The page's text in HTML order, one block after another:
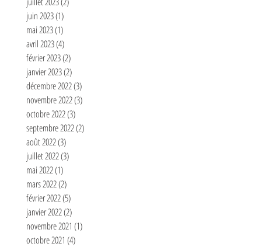
juin 2023(1)
mai 2023(1)
avril 2023(4)
février 2023(2)
janvier 2023(2)
décembre 2022(3)
novembre 2022(3)
octobre 2022(3)
septembre 2022(2)
août 2022(3)
juillet 2022(3)
mai 2022(1)
mars 2022(2)
février 2022(5)
janvier 2022(2)
novembre 2021 (1)
octobre 2021 (4)